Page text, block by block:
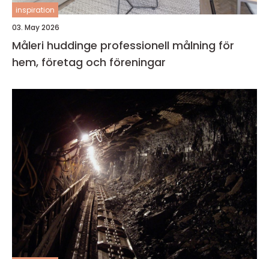
inspiration
03. May 2026
Måleri huddinge professionell målning för
hem, företag och föreningar